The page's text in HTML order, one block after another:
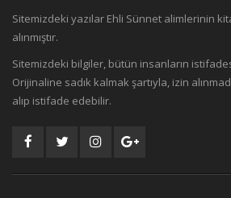
Sitemizdeki yazılar Ehli Sünnet alimlerinin
alınmıştır.
Sitemizdeki bilgiler, bütün insanların
Orijinaline sadık kalmak şartıyla, izin
alıp istifade edebilir.